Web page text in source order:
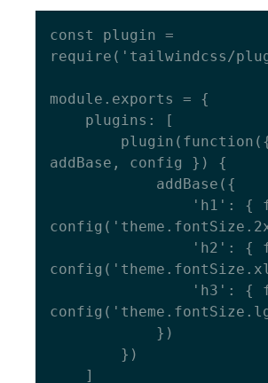
const plugin =
require('tailwindcss/
module.exports = {
addBase, config }) {